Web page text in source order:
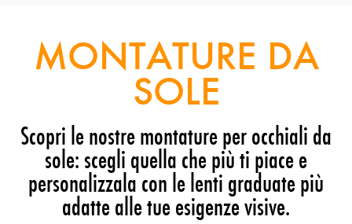
MONTATURE DA
SOLE
Scopri le nostre montature per occhiali da
sole: scegli quella che più ti piace e
personalizzala con le lenti graduate più
adatte alle tue esigenze visive.